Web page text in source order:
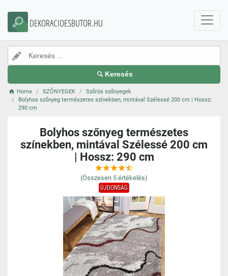
DEKORACIOESBUTOR.HU
Keresés
Home SZŐNYEGEK
Szőrös szőnyegek
Bolyhos szőnyeg természetes színekben, mintával Szélessé 200 cm | Hossz:
290 cm
Bolyhos szőnyeg természetes
színekben, mintával Szélessé 200 cm
| Hossz: 290 cm
(Összesen 5 értékelés)
ÚJDONSÁG